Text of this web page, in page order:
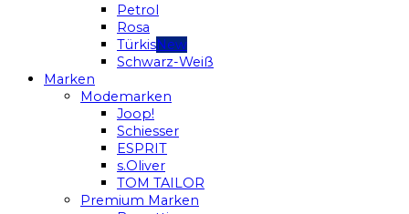
Petrol
Rosa
Türkis
Schwarz-Weiß
Marken
Modemarken
Joop!
Schiesser
ESPRIT
s.Oliver
TOM TAILOR
Premium Marken